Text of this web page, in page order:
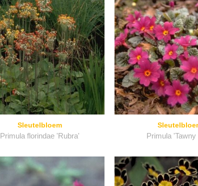
Sleutelbloem
Primula florindae 'Rubra' Primula 'Tawny